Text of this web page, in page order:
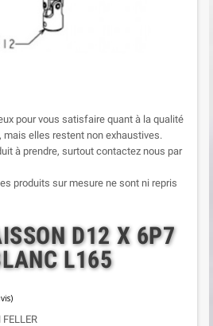
pour vous satisfaire quant à la qualité
elles restent non exhaustives.
à prendre, surtout contactez nous par
produits sur mesure ne sont ni repris
D12 X 6P7
L165